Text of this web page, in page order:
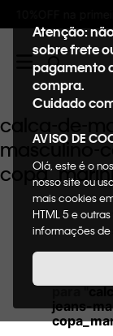
Atenção:
sobre frete
pagamento
compra.
Cuidado
AVISO DE
Olá, este é o
nosso site ou
mais cookies
HTML 5 e
informações de
de cookies,
suas funções. A
nosso Aviso de
calca-de-
masculino-
Não
jeans-